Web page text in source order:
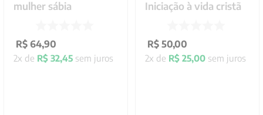
mulher sábia
R$ 64,90
2x de R$ 32,45 sem juros
Iniciação à vida cristã
R$ 50,00
2x de R$ 25,00 sem juros